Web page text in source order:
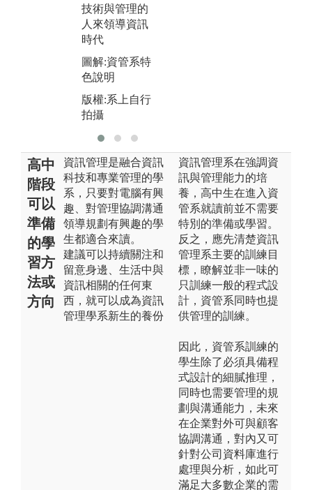
技術與管理的
人來領導資訊
時代
圖解:資管系特
色說明
版權:系上自行
拍攝
高中
階段
可以
準備
的學
習方
法或
方向
資訊管理是融合資訊
科技和專業管理的學
系，只要對電腦有興
趣、對管理協調溝通
領導規劃有興趣的學
生都適合來讀。
建議可以持續關注和
留意身邊、生活中與
資訊相關的任何東
西，就可以成為資訊
管理學系新生的養份
資訊管理系在強調資
訊與管理能力的培
養，高中生在進入資
管系就讀前並不需要
特別的準備或學習。
反之，應先清楚資訊
管理系主要的訓練目
標，瞭解並非一味的
只訓練一般的程式設
計，資管系同時也提
供管理的訓練。
因此，資管系訓練的
學生除了必須具備程
式設計的細膩推理，
同時也需要管理的規
劃與溝通能力，未來
在企業對外可與顧客
協調溝通，對內又可
針對公司資料庫進行
處理與分析，如此可
滿足大多數企業的需